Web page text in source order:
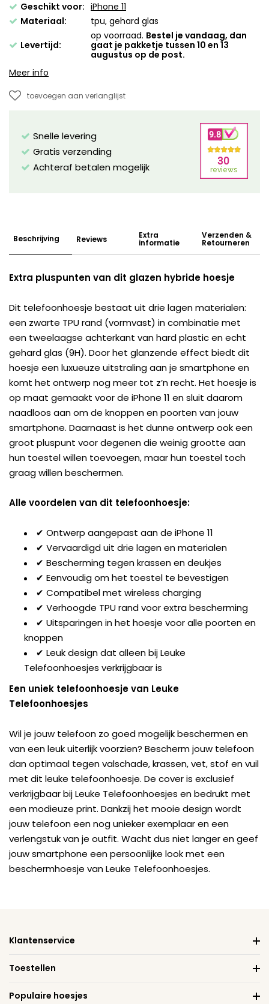
Geschikt voor: iPhone 11
Materiaal:
tpu, gehard glas
Levertijd:
op voorraad. Bestel je vandaag, dan
gaat je pakketje tussen 10 en 13
augustus op de post.
Meer info
toevoegen aan verlanglijst
Snelle levering
Gratis verzending
Achteraf betalen mogelijk
Beschrijving Reviews Extra
informatie
Verzenden &
Retourneren
Extra pluspunten van dit glazen hybride hoesje
Dit telefoonhoesje bestaat uit drie lagen materialen:
een zwarte TPU rand (vormvast) in combinatie met
een tweelaagse achterkant van hard plastic en echt
gehard glas (9H). Door het glanzende effect biedt dit
hoesje een luxueuze uitstraling aan je smartphone en
komt het ontwerp nog meer tot z’n recht. Het hoesje is
op maat gemaakt voor de iPhone 11 en sluit daarom
naadloos aan om de knoppen en poorten van jouw
smartphone. Daarnaast is het dunne ontwerp ook een
groot pluspunt voor degenen die weinig grootte aan
hun toestel willen toevoegen, maar hun toestel toch
graag willen beschermen.
Alle voordelen van dit telefoonhoesje:
✔ Ontwerp aangepast aan de iPhone 11
✔ Vervaardigd uit drie lagen en materialen
✔ Bescherming tegen krassen en deukjes
✔ Eenvoudig om het toestel te bevestigen
✔ Compatibel met wireless charging
✔ Verhoogde TPU rand voor extra bescherming
✔ Uitsparingen in het hoesje voor alle poorten en
knoppen
✔ Leuk design dat alleen bij Leuke
Telefoonhoesjes verkrijgbaar is
Een uniek telefoonhoesje van Leuke
Telefoonhoesjes
Wil je jouw telefoon zo goed mogelijk beschermen en
van een leuk uiterlijk voorzien? Bescherm jouw telefoon
dan optimaal tegen valschade, krassen, vet, stof en vuil
met dit leuke telefoonhoesje. De cover is exclusief
verkrijgbaar bij Leuke Telefoonhoesjes en bedrukt met
een modieuze print. Dankzij het mooie design wordt
jouw telefoon een nog unieker exemplaar en een
verlengstuk van je outfit. Wacht dus niet langer en geef
jouw smartphone een persoonlijke look met een
beschermhoesje van Leuke Telefoonhoesjes.
Klantenservice
Toestellen
Populaire hoesjes